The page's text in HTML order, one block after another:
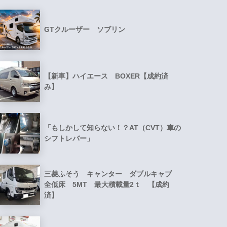
GTクルーザー ソブリン
【新車】ハイエース BOXER【成約済
み】
「もしかして知らない！？AT（CVT）車の
シフトレバー」
三菱ふそう キャンター ダブルキャブ
全低床 5MT 最大積載量2ｔ 【成約
済】